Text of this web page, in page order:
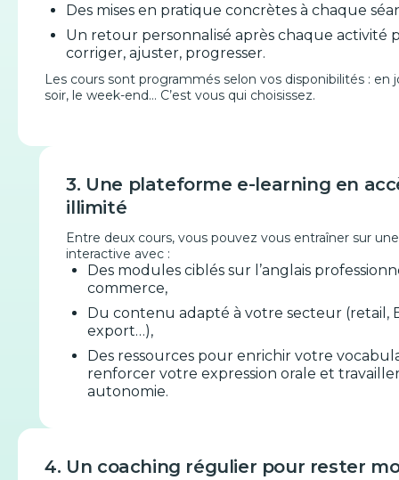
Des mises en pratique concrètes à chaque
Un retour personnalisé après chaque activité
corriger, ajuster, progresser.
Les cours sont programmés selon vos disponibilités : en
soir, le week-end… C’est vous qui choisissez.
3. Une plateforme e-learning en
illimité
Entre deux cours, vous pouvez vous entraîner sur
interactive avec :
Des modules ciblés sur l’anglais
commerce,
Du contenu adapté à votre secteur (retail,
export…),
Des ressources pour enrichir votre
renforcer votre expression orale et
autonomie.
4. Un coaching régulier pour rester